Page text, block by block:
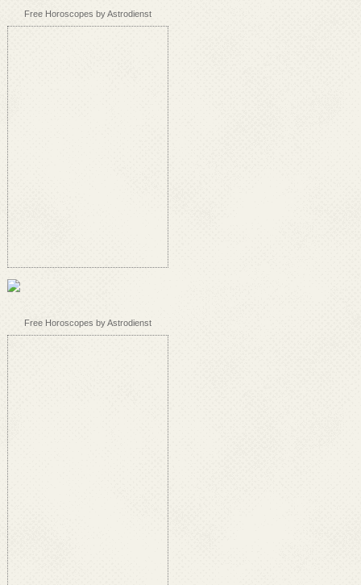
Free Horoscopes by Astrodienst
Free Horoscopes by Astrodienst